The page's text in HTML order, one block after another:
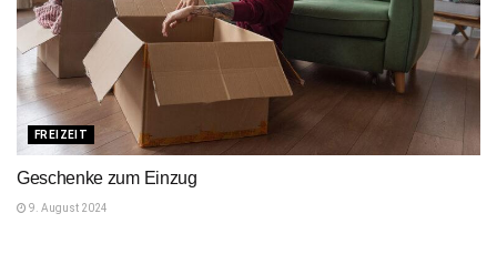
FREIZEIT
Geschenke zum Einzug
9. August 2024